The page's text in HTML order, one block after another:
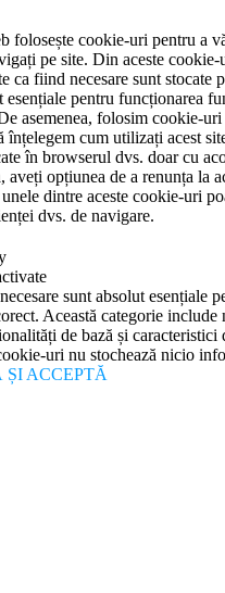
folosește cookie-uri pentru a
pe site. Din aceste
ca fiind necesare sunt stocate
esențiale pentru funcționarea
asemenea, folosim cookie-uri
înțelegem cum utilizați acest
în browserul dvs. doar cu
aveți opțiunea de a renunța la
dintre aceste cookie-uri
dvs. de navigare.
sunt absolut esențiale
Această categorie
de bază și caracteristici
uri nu stochează nicio
ACCEPTĂ